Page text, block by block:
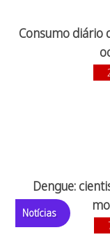
Consumo diário
Notícias
Dengue: